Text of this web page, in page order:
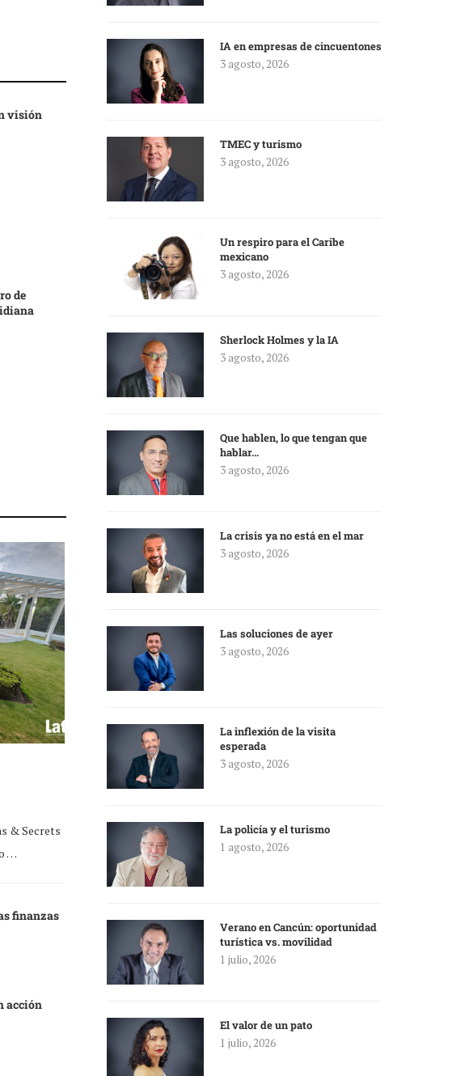
visión
de
& Secrets
…
finanzas
acción
IA en empresas de cincuentones
3 agosto, 2026
TMEC y turismo
3 agosto, 2026
Un respiro para el Caribe
mexicano
3 agosto, 2026
Sherlock Holmes y la IA
3 agosto, 2026
Que hablen, lo que tengan que
hablar…
3 agosto, 2026
La crisis ya no está en el mar
3 agosto, 2026
Las soluciones de ayer
3 agosto, 2026
La inflexión de la visita
esperada
3 agosto, 2026
La policía y el turismo
1 agosto, 2026
Verano en Cancún: oportunidad
turística vs. movilidad
1 julio, 2026
El valor de un pato
1 julio, 2026